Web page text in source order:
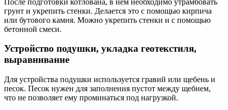
грунт и укрепить стенки. Делается это с помощью кирпича
или бутового камня. Можно укрепить стенки и с помощью
бетонной смеси.
Устройство подушки, укладка геотекстиля,
выравнивание
Для устройства подушки используется гравий или щебень и
песок. Песок нужен для заполнения пустот между щебнем,
что не позволяет ему проминаться под нагрузкой.